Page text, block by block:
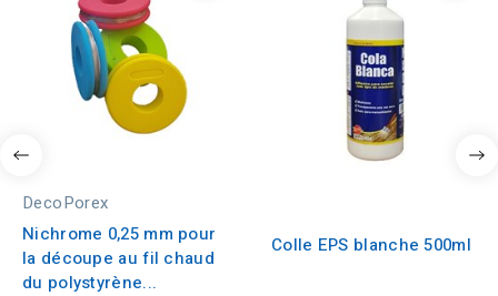
DecoPorex
Nichrome 0,25 mm pour
la découpe au fil chaud
du polystyrène...
Colle EPS blanche 500ml